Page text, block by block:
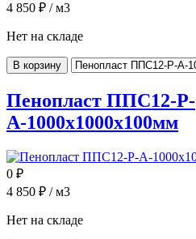
4 850 ₽ / м3
Нет на складе
В корзину
Пенопласт ППС12-Р-
А-1000x1000x100мм
0 ₽
4 850 ₽ / м3
Нет на складе